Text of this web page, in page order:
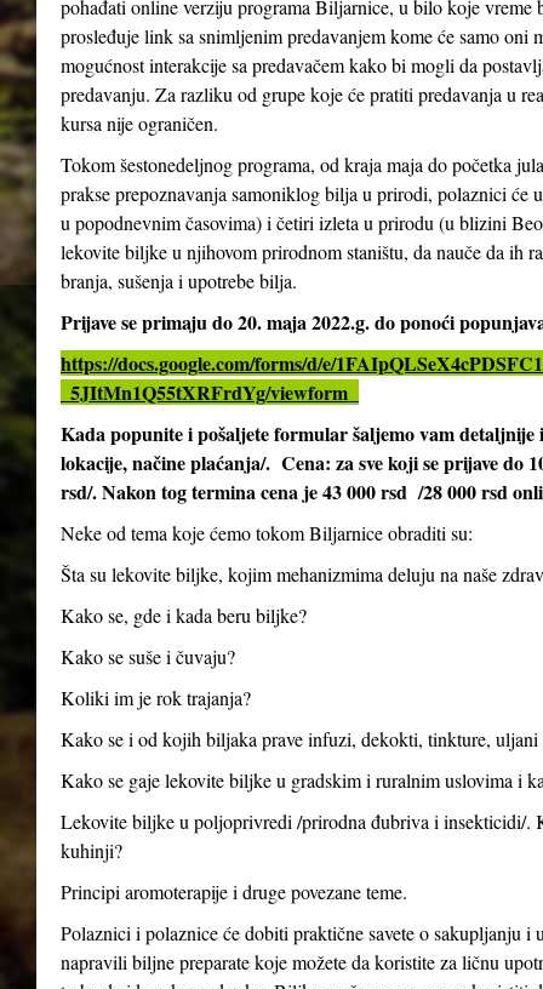
pohađati online verziju programa Biljarnice, u bilo koje vreme
prosleđuje link sa snimljenim predavanjem kome će samo
mogućnost interakcije sa predavačem kako bi mogli da
predavanju. Za razliku od grupe koje će pratiti predavanja u
kursa nije ograničen.
Tokom šestonedeljnog programa, od kraja maja do početka
prakse prepoznavanja samoniklog bilja u prirodi, polaznici će
u popodnevnim časovima) i četiri izleta u prirodu (u blizini
lekovite biljke u njihovom prirodnom staništu, da nauče da ih
branja, sušenja i upotrebe bilja.
Prijave se primaju do 20. maja 2022.g. do ponoći
https://docs.google.com/forms/d/e/
_5JItMn1Q55tXRFrdYg/viewform
Kada popunite i pošaljete formular šaljemo vam
lokacije, načine plaćanja/. Cena: za sve koji se prijave do
rsd/. Nakon tog termina cena je 43 000 rsd /28 000 rsd
Neke od tema koje ćemo tokom Biljarnice obraditi su:
Šta su lekovite biljke, kojim mehanizmima deluju na naše
Kako se, gde i kada beru biljke?
Kako se suše i čuvaju?
Koliki im je rok trajanja?
Kako se i od kojih biljaka prave infuzi, dekokti, tinkture, uljani
Kako se gaje lekovite biljke u gradskim i ruralnim uslovima i
Lekovite biljke u poljoprivredi /prirodna đubriva i insekticidi/.
kuhinji?
Principi aromoterapije i druge povezane teme.
Polaznici i polaznice će dobiti praktične savete o sakupljanju
napravili biljne preparate koje možete da koristite za ličnu